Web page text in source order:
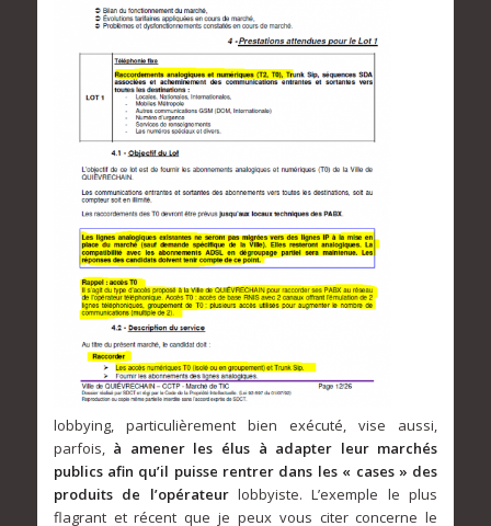
lobbying, particulièrement bien exécuté, vise aussi,
parfois,à amener les élus à adapter leur marchés
publics afin qu’il puisse rentrer dans les « cases » des
produits de l’opérateur lobbyiste. L’exemple le plus
flagrant et récent que je peux vous citer concerne le